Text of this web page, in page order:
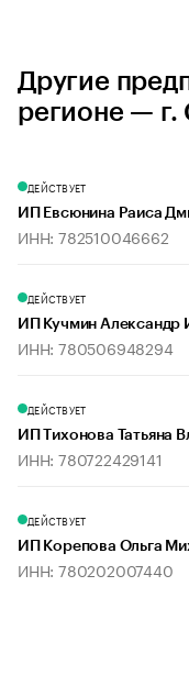
Другие
регионе — г.
ДЕЙСТВУЕТ
ИП Евсюнина Раиса
ИНН: 782510046662
ДЕЙСТВУЕТ
ИП Кучмин Александр
ИНН: 780506948294
ДЕЙСТВУЕТ
ИП Тихонова Татьяна
ИНН: 780722429141
ДЕЙСТВУЕТ
ИП Корепова Ольга
ИНН: 780202007440